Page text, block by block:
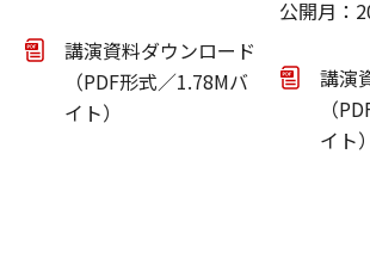
講演資料ダウンロード
（PDF形式／1.78Mバ
イト）
公開月：
講演
（
イト）